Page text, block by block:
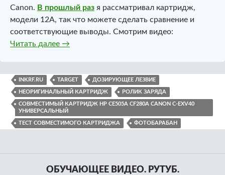
Canon. В прошлый раз я рассматривал картридж,
модели 12A, так что можете сделать сравнение и
соответствующие выводы. Смотрим видео:
Читать далее Совместимый универсальный картридж
→
INKRF.RU TARGET ДОЗИРУЮЩЕЕ ЛЕЗВИЕ
НЕОРИГИНАЛЬНЫЙ КАРТРИДЖ РОЛИК ЗАРЯДА
СОВМЕСТИМЫЙ КАРТРИДЖ HP CE505A CF280A CANON C-EXV40
УНИВЕРСАЛЬНЫЙ
ТЕСТ СОВМЕСТИМОГО КАРТРИДЖА ФОТОБАРАБАН
ОБУЧАЮЩЕЕ ВИДЕО. РУТУБ.